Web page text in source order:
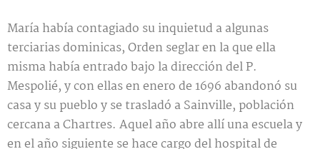
María había contagiado su inquietud a algunas
terciarias dominicas, Orden seglar en la que ella
misma había entrado bajo la dirección del P.
Mespolié, y con ellas en enero de 1696 abandonó su
casa y su pueblo y se trasladó a Sainville, población
cercana a Chartres. Aquel año abre allí una escuela y
en el año siguiente se hace cargo del hospital de